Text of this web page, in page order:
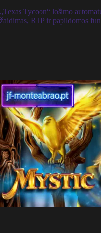
„Texas Tycoon“ lošimo
žaidimas, RTP ir papildomos